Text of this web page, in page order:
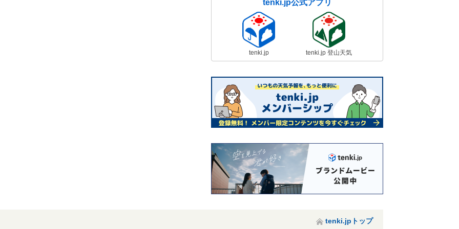
tenki.jp公式アプリ
tenki.jp tenki.jp 登山天気
tenki.jpトップ